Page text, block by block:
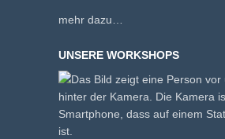
mehr dazu…
UNSERE WORKSHOPS